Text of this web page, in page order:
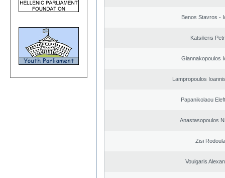
Benos Stavros -
Katsilieris
Giannakopoulos
Lampropoulos
Papanikolaou
Anastasopoulos
Zisi Rodoula
Voulgaris